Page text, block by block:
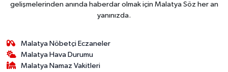
gelişmelerinden anında haberdar olmak için Malatya Söz her an
yanınızda.
Malatya Nöbetçi Eczaneler
Malatya Hava Durumu
Malatya Namaz Vakitleri